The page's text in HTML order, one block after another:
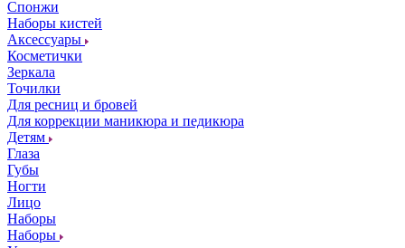
Спонжи
Наборы кистей
Аксессуары
Косметички
Зеркала
Точилки
Для ресниц и бровей
Для коррекции маникюра и педикюра
Детям
Глаза
Губы
Ногти
Лицо
Наборы
Наборы